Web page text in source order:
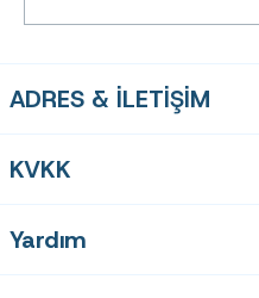
ADRES & İLETİŞİM
KVKK
Yardım